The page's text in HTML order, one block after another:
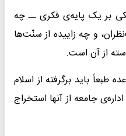
بر یک پایه‌ی فکری ــ چه
و چه زاییده از سنّت‌ها
از آن است.
طبعاً باید برگرفته از اسلام
جامعه از آنها استخراج